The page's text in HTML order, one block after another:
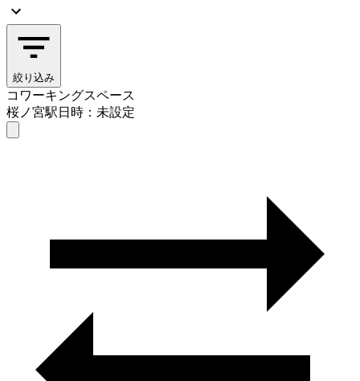
絞り込み
コワーキングスペース
桜ノ宮駅日時：未設定